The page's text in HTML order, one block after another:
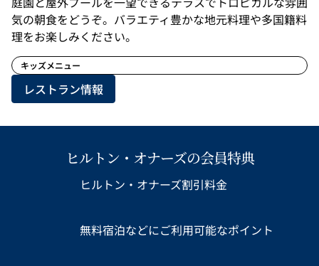
気の朝食をどうぞ。バラエティ豊かな地元料理や多国籍料
理をお楽しみください。
キッズメニュー
レストラン情報
ヒルトン・オナーズの会員特典
ヒルトン・オナーズ割引料金
無料宿泊などにご利用可能なポイント